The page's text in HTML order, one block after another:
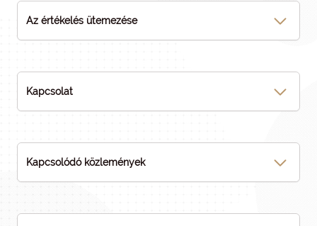
Az értékelés ütemezése
Kapcsolat
Kapcsolódó közlemények